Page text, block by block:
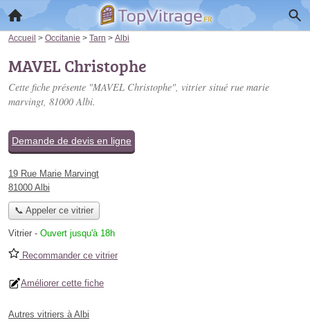
Accueil > Occitanie > Tarn > Albi
MAVEL Christophe
Cette fiche présente "MAVEL Christophe", vitrier situé rue marie
marvingt, 81000 Albi.
Demande de devis en ligne
19 Rue Marie Marvingt
81000 Albi
📞 Appeler ce vitrier
Vitrier - Ouvert jusqu'à 18h
Recommander ce vitrier
Améliorer cette fiche
Autres vitriers à Albi